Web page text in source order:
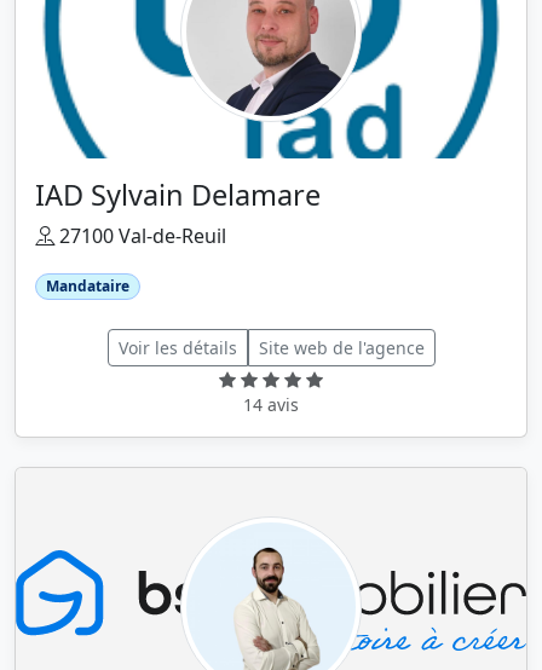
IAD Sylvain Delamare
27100 Val-de-Reuil
Mandataire
Voir les détails Site web de l'agence
14 avis